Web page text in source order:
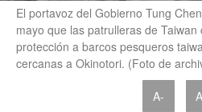
El portavoz del Gobierno Tung
mayo que las patrulleras de
protección a barcos pesqueros
cercanas a Okinotori. (Foto de
A-